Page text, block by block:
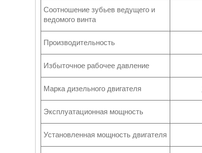
Соотношение зубьев ведущего и
ведомого винта
Производительность
Избыточное рабочее давление
Марка дизельного двигателя
Эксплуатационная мощность
Установленная мощность двигателя